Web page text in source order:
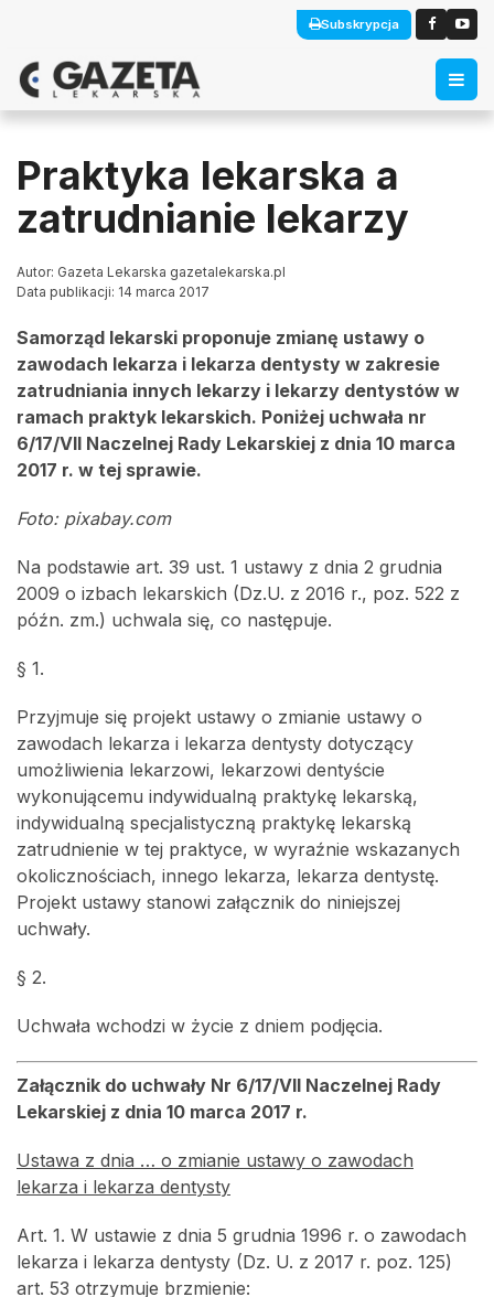
Subskrypcja
Praktyka lekarska a
zatrudnianie lekarzy
Autor: Gazeta Lekarska gazetalekarska.pl
Data publikacji: 14 marca 2017
Samorząd lekarski proponuje zmianę ustawy o
zawodach lekarza i lekarza dentysty w zakresie
zatrudniania innych lekarzy i lekarzy dentystów w
ramach praktyk lekarskich. Poniżej uchwała nr
6/17/VII Naczelnej Rady Lekarskiej z dnia 10 marca
2017 r. w tej sprawie.
Foto: pixabay.com
Na podstawie art. 39 ust. 1 ustawy z dnia 2 grudnia
2009 o izbach lekarskich (Dz.U. z 2016 r., poz. 522 z
późn. zm.) uchwala się, co następuje.
§ 1.
Przyjmuje się projekt ustawy o zmianie ustawy o
zawodach lekarza i lekarza dentysty dotyczący
umożliwienia lekarzowi, lekarzowi dentyście
wykonującemu indywidualną praktykę lekarską,
indywidualną specjalistyczną praktykę lekarską
zatrudnienie w tej praktyce, w wyraźnie wskazanych
okolicznościach, innego lekarza, lekarza dentystę.
Projekt ustawy stanowi załącznik do niniejszej
uchwały.
§ 2.
Uchwała wchodzi w życie z dniem podjęcia.
Załącznik do uchwały Nr 6/17/VII Naczelnej Rady
Lekarskiej z dnia 10 marca 2017 r.
Ustawa z dnia … o zmianie ustawy o zawodach
lekarza i lekarza dentysty
Art. 1. W ustawie z dnia 5 grudnia 1996 r. o zawodach
lekarza i lekarza dentysty (Dz. U. z 2017 r. poz. 125)
art. 53 otrzymuje brzmienie: